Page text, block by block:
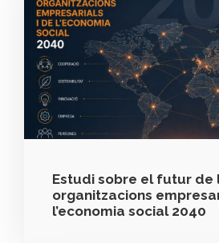
Estudi sobre el futur de
organitzacions
l’economia social 2040